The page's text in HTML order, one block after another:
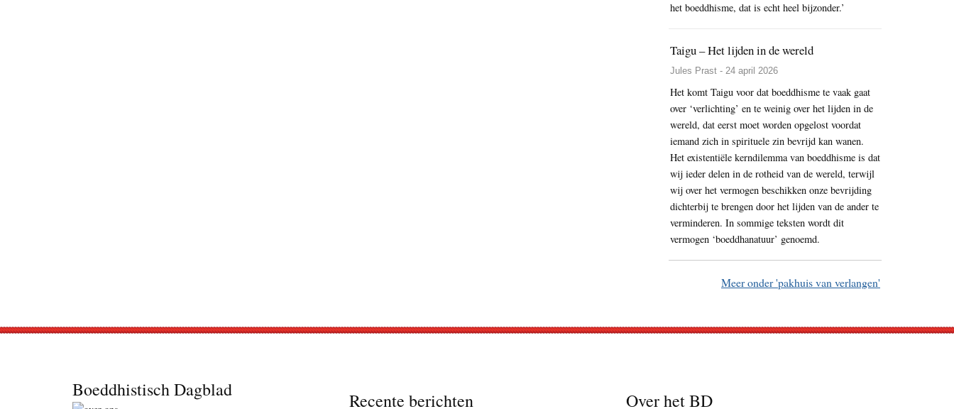
het boeddhisme, dat is echt heel bijzonder.’
Taigu – Het lijden in de wereld
Jules Prast - 24 april 2026
Het komt Taigu voor dat boeddhisme te vaak gaat
over ‘verlichting’ en te weinig over het lijden in de
wereld, dat eerst moet worden opgelost voordat
iemand zich in spirituele zin bevrijd kan wanen.
Het existentiële kerndilemma van boeddhisme is dat
wij ieder delen in de rotheid van de wereld, terwijl
wij over het vermogen beschikken onze bevrijding
dichterbij te brengen door het lijden van de ander te
verminderen. In sommige teksten wordt dit
vermogen ‘boeddhanatuur’ genoemd.
Meer onder 'pakhuis van verlangen'
Boeddhistisch Dagblad Recente berichten Over het BD